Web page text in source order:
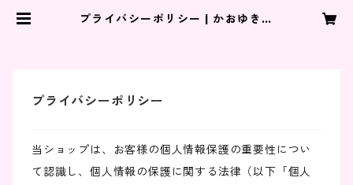
プライバシーポリシー | かおゆきシ
プライバシーポリシー
当ショップは、お客様の個人情報保護の重要性につい
て認識し、個人情報の保護に関する法律（以下「個人